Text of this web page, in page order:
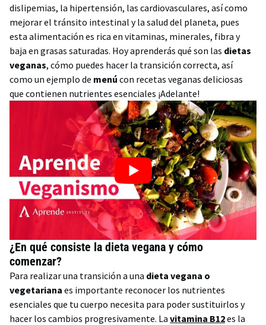
dislipemias, la hipertensión, las cardiovasculares, así como
mejorar el tránsito intestinal y la salud del planeta, pues
esta alimentación es rica en vitaminas, minerales, fibra y
baja en grasas saturadas. Hoy aprenderás qué son las dietas
veganas, cómo puedes hacer la transición correcta, así
como un ejemplo de menú con recetas veganas deliciosas
que contienen nutrientes esenciales ¡Adelante!
¿En qué consiste la dieta vegana y cómo
comenzar?
Para realizar una transición a una dieta vegana o
vegetariana es importante reconocer los nutrientes
esenciales que tu cuerpo necesita para poder sustituirlos y
hacer los cambios progresivamente. La vitamina B12es la